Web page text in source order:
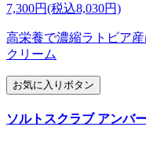
7,300円(税込8,030円)
高栄養で濃縮ラトビア
クリーム
お気に入りボタン
ソルトスクラブ アンバ